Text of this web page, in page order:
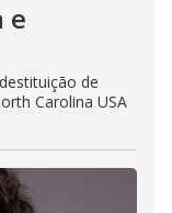
e
de
Carolina USA